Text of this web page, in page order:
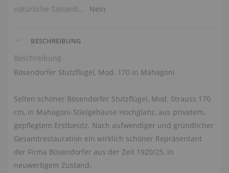
natürliche Tastenbelag
Nein
BESCHREIBUNG
Beschreibung
Bösendorfer Stutzflügel, Mod. 170 in Mahagoni
Selten schöner Bösendorfer Stutzflügel, Mod. Strauss 170
cm, in Mahagoni-Stielgehäuse Hochglanz, aus privatem,
gepflegtem Erstbesitz. Nach aufwendiger und gründlicher
Gesamtrestauration ein wirklich schöner Repräsentant
der Firma Bösendorfer aus der Zeit 1920/25, in
neuwertigem Zustand.